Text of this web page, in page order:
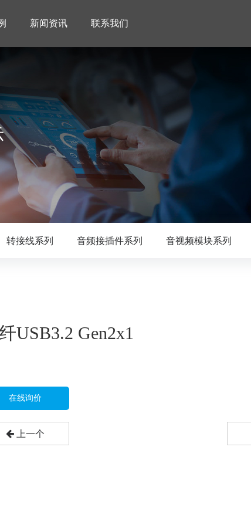
新闻资讯 联系我们
转接线系列 音频接插件系列 音视频模块系列
USB3.2 Gen2x1
在线询价
上一个